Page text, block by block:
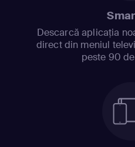
Descarcă aplicația
direct din meniul
peste 90